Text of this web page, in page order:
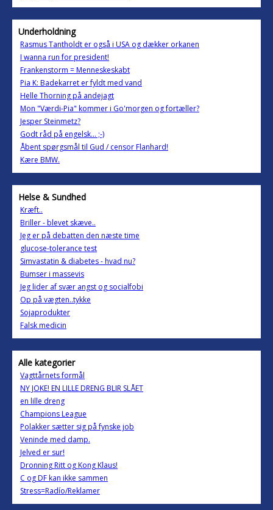
Underholdning
Rasmus Tantholdt er også i USA og dækker orkanen
I wanna run for president!
Frankenstorm = Menneskeskabt
Pia K: Badekarret er fyldt med vand
Helle Thorning på andejagt
Mon "Værdi-Pia" kommer i Go'morgen og fortæller?
Jesper Steinmetz?
Godt råd på engelsk... ;-)
Åbent spørgsmål til Gud / censor Flanhard!
Kære BMW.
Helse & Sundhed
Kræft..
Briller - blevet skæve..
Jeg er på debatten den næste time
glucose-tolerance test
Simvastatin & diabetes - hvad nu?
Bumser i massevis
Jeg lider af svær angst og socialfobi
Op på vægten..tykke
Sojaprodukter
Falsk medicin
Alle kategorier
Vagttårnets formål
NY JOKE! EN LILLE DRENG BLIR SLÅET
en lille dreng
Champions League
Polakker sætter sig på fynske job
Veninde med damp.
Jelved er sur!
Dronning Ritt og Kong Klaus!
C og DF kan ikke sammen
Stress=Radío/Reklamer